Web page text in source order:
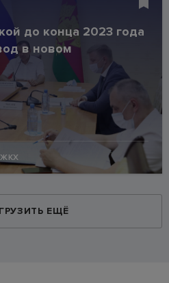
до конца 2023 года
в новом
ЕЩЁ